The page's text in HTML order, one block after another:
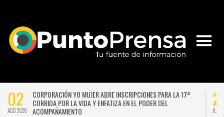
02
AGO 2026
CORPORACIÓN YO MUJER ABRE INSCRIPCIONES PARA LA 17ª
CORRIDA POR LA VIDA Y ENFATIZA EN EL PODER DEL
ACOMPAÑAMIENTO
JUL